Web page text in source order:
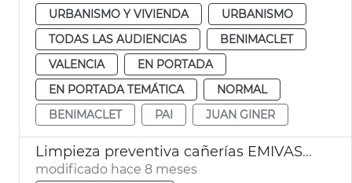
URBANISMO Y VIVIENDA
URBANISMO
TODAS LAS AUDIENCIAS
BENIMACLET
VALENCIA
EN PORTADA
EN PORTADA TEMÁTICA
NORMAL
BENIMACLET
PAI JUAN GINER
Limpieza preventiva cañerías EMIVASA València
modificado hace 8 meses